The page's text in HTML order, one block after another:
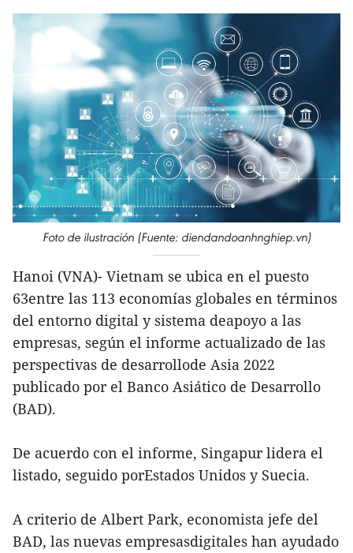
Foto de ilustración (Fuente: diendandoanhnghiep.vn)
Hanoi (VNA)- Vietnam se ubica en el puesto
63entre las 113 economías globales en términos
del entorno digital y sistema deapoyo a las
empresas, según el informe actualizado de las
perspectivas de desarrollode Asia 2022
publicado por el Banco Asiático de Desarrollo
(BAD).
De acuerdo con el informe, Singapur lidera el
listado, seguido porEstados Unidos y Suecia.
A criterio de Albert Park, economista jefe del
BAD, las nuevas empresasdigitales han ayudado